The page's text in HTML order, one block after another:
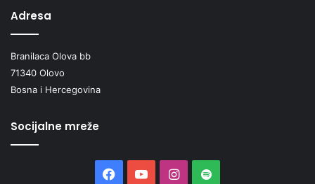
Adresa
Branilaca Olova bb
71340 Olovo
Bosna i Hercegovina
Socijalne mreže
FacebookYouTubeInstagram
Spotify